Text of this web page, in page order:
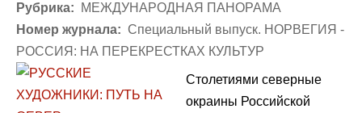
Рубрика:
МЕЖДУНАРОДНАЯ ПАНОРАМА
Номер журнала: Специальный выпуск. НОРВЕГИЯ -
РОССИЯ: НА ПЕРЕКРЕСТКАХ КУЛЬТУР
Столетиями северные
окраины Российской